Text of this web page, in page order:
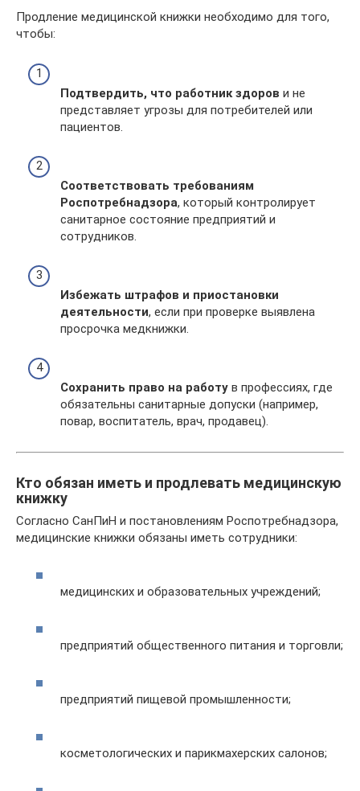
Продление медицинской книжки необходимо для того,
чтобы:
Подтвердить, что работник здоров и не
представляет угрозы для потребителей или
пациентов.
Соответствовать требованиям
Роспотребнадзора, который контролирует
санитарное состояние предприятий и
сотрудников.
Избежать штрафов и приостановки
деятельности, если при проверке выявлена
просрочка медкнижки.
Сохранить право на работу в профессиях, где
обязательны санитарные допуски (например,
повар, воспитатель, врач, продавец).
Кто обязан иметь и продлевать медицинскую
книжку
Согласно СанПиН и постановлениям Роспотребнадзора,
медицинские книжки обязаны иметь сотрудники:
медицинских и образовательных учреждений;
предприятий общественного питания и торговли;
предприятий пищевой промышленности;
косметологических и парикмахерских салонов;